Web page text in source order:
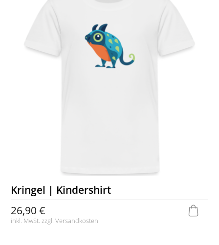
Kringel | Kindershirt
26,90 €
inkl. MwSt. zzgl.Versandkosten